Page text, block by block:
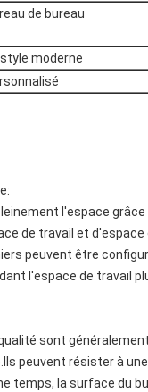
de bureau
style moderne
:
l'espace
de travail et
peuvent être
l'espace de travail
sont
peuvent résister à
temps, la surface du